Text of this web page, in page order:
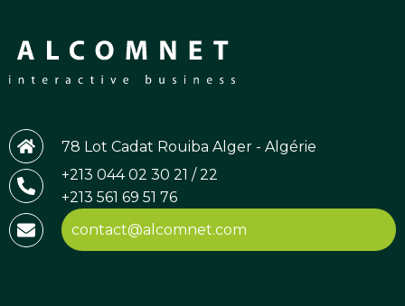
78 Lot Cadat Rouiba Alger - Algérie
+213 044 02 30 21 / 22
+213 561 69 51 76
contact@alcomnet.com